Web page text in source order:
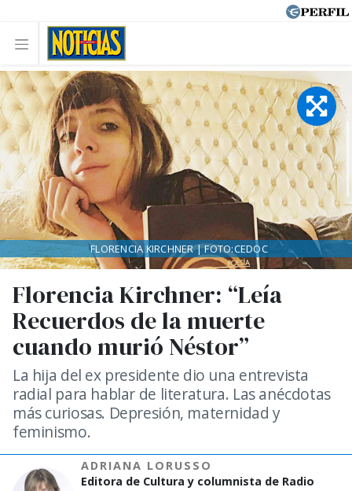
Florencia Kirchner: “Leía
Recuerdos de la muerte
cuando murió Néstor”
La hija del ex presidente dio una entrevista
radial para hablar de literatura. Las anécdotas
más curiosas. Depresión, maternidad y
feminismo.
ADRIANA LORUSSO
Editora de Cultura y columnista de Radio
FLORENCIA KIRCHNER | FOTO:CEDOC